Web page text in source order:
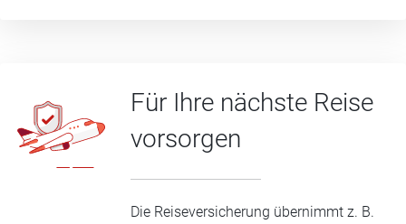
Für Ihre nächste Reise
vorsorgen
Die Reiseversicherung übernimmt z. B.